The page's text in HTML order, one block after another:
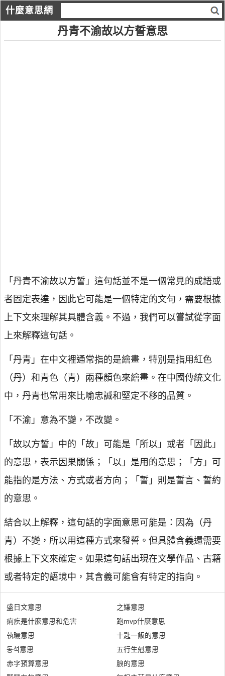
什麼意思網
丹青不渝故以方誓意思
「丹青不渝故以方誓」這句話並不是一個常見的成語或
者固定表達，因此它可能是一個特定的文句，需要根據
上下文來理解其具體含義。不過，我們可以嘗試從字面
上來解釋這句話。
「丹青」在中文裡通常指的是繪畫，特別是指用紅色
（丹）和青色（青）兩種顏色來繪畫。在中國傳統文化
中，丹青也常用來比喻忠誠和堅定不移的品質。
「不渝」意為不變，不改變。
「故以方誓」中的「故」可能是「所以」或者「因此」
的意思，表示因果關係；「以」是用的意思；「方」可
能指的是方法、方式或者方向；「誓」則是誓言、誓約
的意思。
結合以上解釋，這句話的字面意思可能是：因為（丹
青）不變，所以用這種方式來發誓。但具體含義還需要
根據上下文來確定。如果這句話出現在文學作品、古籍
或者特定的語境中，其含義可能會有特定的指向。
盛日文意思
痢疾是什麼意思和危害
執曬意思
동석意思
赤字預算意思
之嫌意思
跑mvp什麼意思
十匙一飯的意思
五行生剋意思
朖的意思